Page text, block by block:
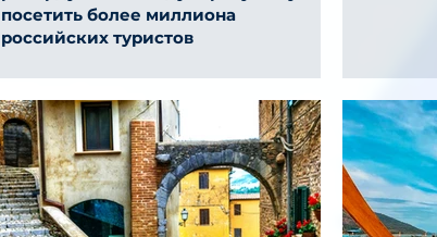
посетить более миллиона
российских туристов